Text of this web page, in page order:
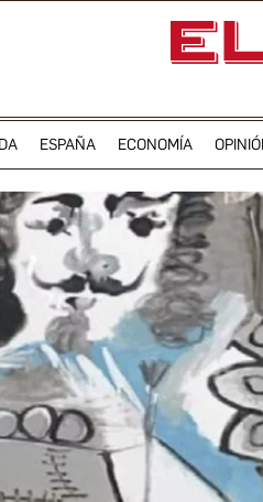
ESPAÑA ECONOMÍA